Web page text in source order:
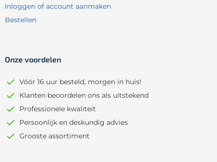
Inloggen of account aanmaken
Bestellen
Onze voordelen
Vóór 16 uur besteld, morgen in huis!
Klanten beoordelen ons als uitstekend
Professionele kwaliteit
Persoonlijk en deskundig advies
Grooste assortiment